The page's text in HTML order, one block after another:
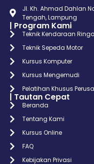
Jl. Kh. Ahmad Dahlan
Tengah, Lampung
| Program Kami
Teknik Kendaraan
Teknik Sepeda Motor
Kursus Komputer
Kursus Mengemudi
Pelatihan Khusus
| Tautan Cepat
Beranda
Tentang Kami
Kursus Online
FAQ
Kebijakan Privasi